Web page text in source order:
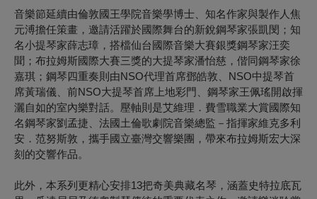
音樂節延續由倫敦國王學院音樂學博士、知名作家與製作人焦
元溥擔任策畫，邀請活躍於國際舞台的新銳鋼琴家張凱閔；知
名小提琴家薛志璋，搭檔仙台國際音樂大賽銀獎鋼琴家汪奕
聞；布拉姆斯國際大賽三獎的大提琴家潘怡慈，偕同鋼琴家徐
嘉琪；鋼琴四重奏則由NSO代理首席鄧皓敦、NSO中提琴首
席黃瑞儀、前NSO大提琴首席上地彩門、鋼琴家王佩瑤開啟揮
灑自如的室內樂對話。壓軸則是艾維理．費雪職業大賞國際知
名鋼琴家劉孟捷、法國土倫歌劇院音樂總監－指揮家維克多利
安．范努斯敦，攜手國立臺灣交響樂團，帶來布拉姆斯宏大深
刻的交響作品。
此外，本系列更精心安排13把奇美典藏名琴，涵蓋史特拉底瓦